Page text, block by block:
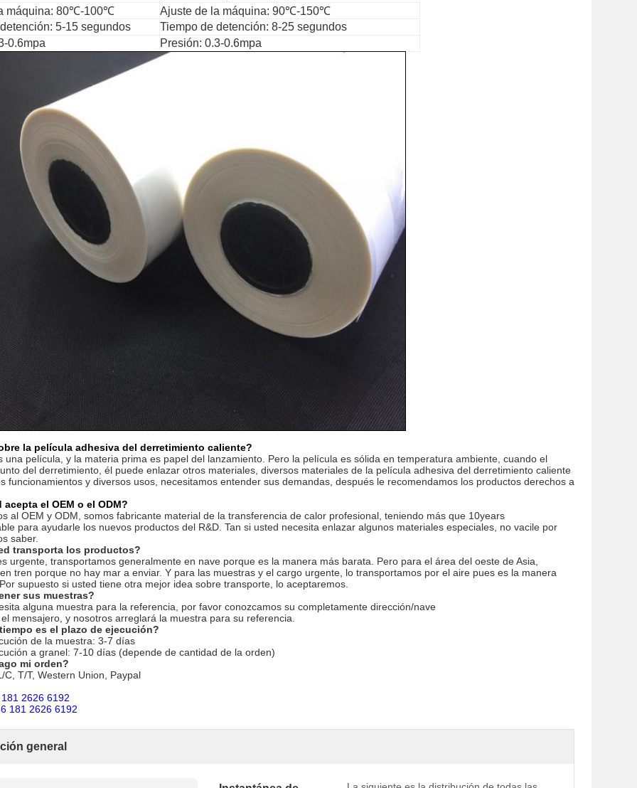
máquina: 80℃-100℃
Ajuste de la máquina: 90℃-150℃
5-15 segundos
Tiempo de detención: 8-25 segundos
0.6mpa
Presión: 0.3-0.6mpa
la película adhesiva del derretimiento caliente?
una película, y la materia prima es papel del lanzamiento. Pero la película es sólida en temperatura ambiente, cuando el
del derretimiento, él puede enlazar otros materiales, diversos materiales de la película adhesiva del derretimiento caliente
funcionamientos y diversos usos, necesitamos entender sus demandas, después le recomendamos los productos derechos a
acepta el OEM o el ODM?
al OEM y ODM, somos fabricante material de la transferencia de calor profesional, teniendo más que 10years
para ayudarle los nuevos productos del R&D. Tan si usted necesita enlazar algunos materiales especiales, no vacile por
saber.
transporta los productos?
urgente, transportamos generalmente en nave porque es la manera más barata. Pero para el área del oeste de Asia,
tren porque no hay mar a enviar. Y para las muestras y el cargo urgente, lo transportamos por el aire pues es la manera
supuesto si usted tiene otra mejor idea sobre transporte, lo aceptaremos.
sus muestras?
alguna muestra para la referencia, por favor conozcamos su completamente dirección/nave
mensajero, y nosotros arreglará la muestra para su referencia.
es el plazo de ejecución?
de la muestra: 3-7 días
a granel: 7-10 días (depende de cantidad de la orden)
mi orden?
C, T/T, Western Union, Paypal
2626 6192
181 2626 6192
general